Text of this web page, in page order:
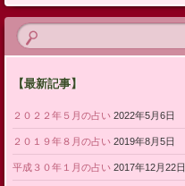
【最新記事】
２０２２年５月の占い 2022年5月6日
２０１９年８月の占い 2019年8月5日
平成３０年１月の占い 2017年12月22日